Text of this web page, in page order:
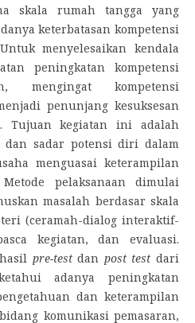
skala rumah tangga yang
keterbatasan kompetensi
menyelesaikan kendala
peningkatan kompetensi
mengingat kompetensi
penunjang kesuksesan
Tujuan kegiatan ini adalah
sadar potensi diri dalam
menguasai keterampilan
pelaksanaan dimulai
masalah berdasar skala
(ceramah-dialog interaktif-
kegiatan, dan evaluasi.
pre-testdan post test dari
adanya peningkatan
dan keterampilan
komunikasi pemasaran,